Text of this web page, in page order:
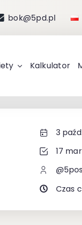
bok@5pd.pl
Kalkulator
3
17
Czas